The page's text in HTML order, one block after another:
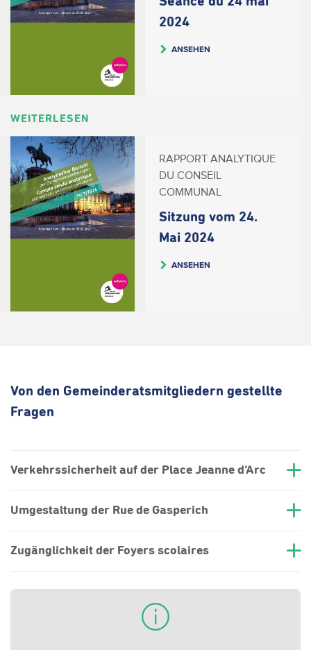
2024
ANSEHEN
WEITERLESEN
Sitzung vom 24.
Mai 2024
RAPPORT ANALYTIQUE
DU CONSEIL
COMMUNAL
ANSEHEN
Von den Gemeinderatsmitgliedern gestellte
Fragen
Verkehrssicherheit auf der Place Jeanne d‘Arc
Umgestaltung der Rue de Gasperich
Zugänglichkeit der Foyers scolaires